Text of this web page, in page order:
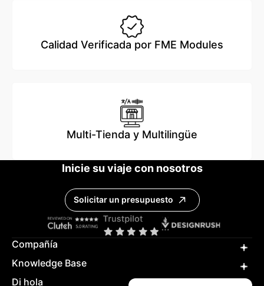
Calidad Verificada por FME Modules
Multi-Tienda y Multilingüe
Inicie su viaje con nosotros
Solicitar un presupuesto
Compañía
Knowledge Base
Di hola